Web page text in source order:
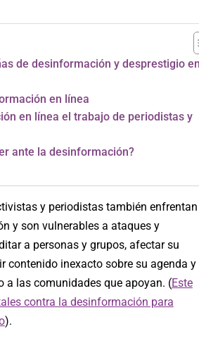
de desinformación y desprestigio
en línea
en línea el trabajo de periodistas y
ante la desinformación?
y periodistas también enfrentan
y son vulnerables a ataques y
a personas y grupos, afectar su
contenido inexacto sobre su agenda y
a las comunidades que apoyan. (Este
contra la desinformación para
).